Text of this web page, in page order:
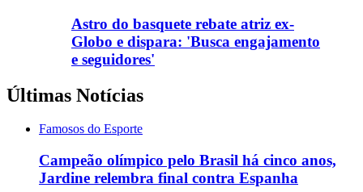
Astro do basquete rebate atriz ex-
Globo e dispara: 'Busca engajamento
e seguidores'
Últimas Notícias
Famosos do Esporte
Campeão olímpico pelo Brasil há cinco anos,
Jardine relembra final contra Espanha